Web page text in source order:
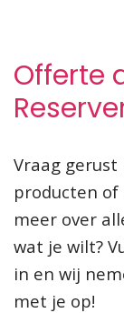
Offerte
Vraag
producten of
meer over
wat je wilt?
in en wij
met je op!